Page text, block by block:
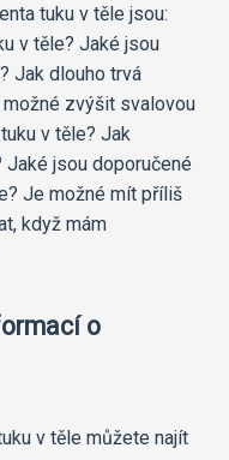
tuku v těle jsou:
v těle? Jaké jsou
Jak dlouho trvá
zvýšit svalovou
v těle? Jak
jsou doporučené
Je možné mít příliš
když mám
o
v těle můžete najít